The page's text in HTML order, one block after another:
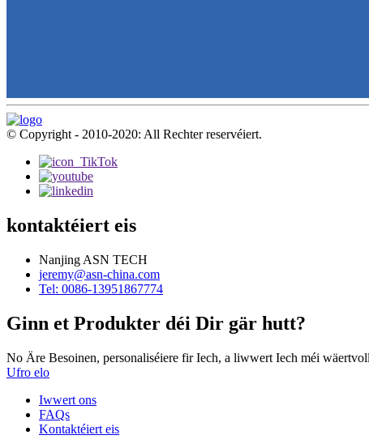
© Copyright - 2010-2020: All Rechter reservéiert.
kontaktéiert eis
Nanjing ASN TECH
jeremy@asn-china.com
Tel: 0086-13951867774
Ginn et Produkter déi Dir gär hutt?
No Äre Besoinen, personaliséiere fir Iech, a liwwert Iech méi
Ufro elo
Iwwert ons
FAQs
Kontaktéiert eis